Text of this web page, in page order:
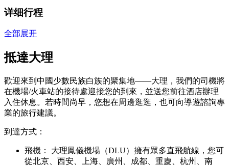
详细行程
全部展开
抵達大理
歡迎來到中國少數民族白族的聚集地——大理，我們的司機將
在機場/火車站的接待處迎接您的到來，並送您前往酒店辦理
入住休息。若時間尚早，您想在周邊逛逛，也可向導遊諮詢專
業的旅行建議。
到達方式：
飛機： 大理鳳儀機場（DLU）擁有眾多直飛航線，您可
從北京、西安、上海、廣州、成都、重慶、杭州、南